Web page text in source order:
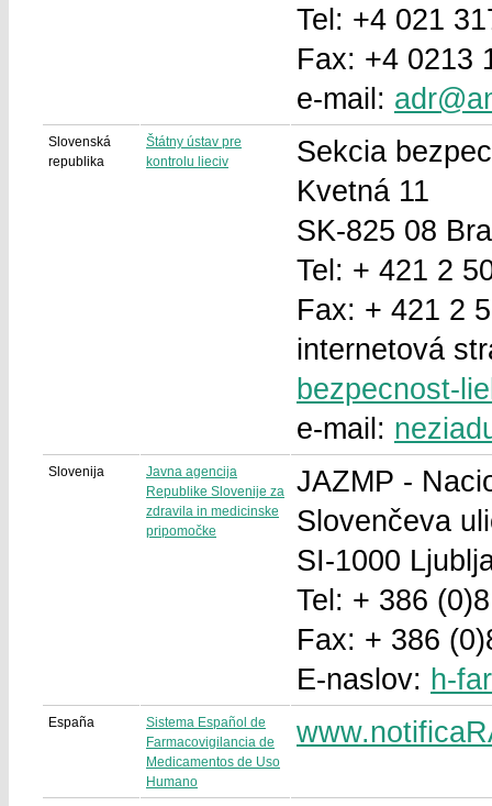
Tel: +4 021
Fax: +4 0213
e-mail:
Slovenská
republika
Štátny ústav pre
kontrolu lieciv
Sekcia
Kvetná 11
SK-825 08
Tel: + 421 2
Fax: + 421 2
internetová
bezpecnost-
e-mail:
Slovenija
Javna agencija
Republike Slovenije za
zdravila in medicinske
pripomočke
JAZMP -
Slovenčeva
SI-1000
Tel: + 386
Fax: + 386
E-naslov: h-
España
Sistema Español de
Farmacovigilancia de
Medicamentos de Uso
Humano